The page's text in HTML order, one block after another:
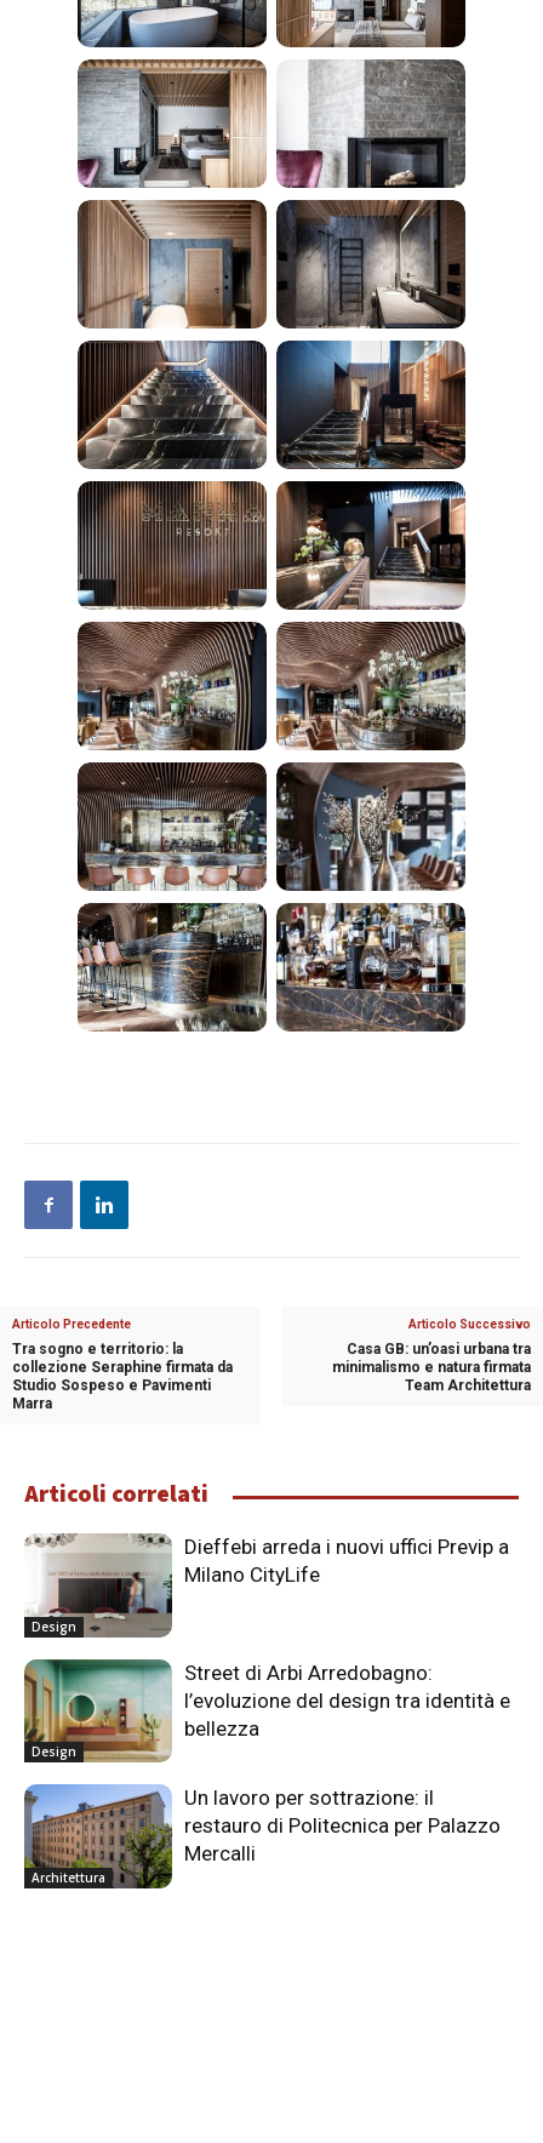
Articolo Precedente
Tra sogno e territorio: la
collezione Seraphine firmata da
Studio Sospeso e Pavimenti
Marra
Articolo Successivo
Casa GB: un’oasi urbana tra
minimalismo e natura firmata
Team Architettura
Articoli correlati
Design
Dieffebi arreda i nuovi uffici Previp a
Milano CityLife
Design
Street di Arbi Arredobagno:
l’evoluzione del design tra identità e
bellezza
Architettura
Un lavoro per sottrazione: il
restauro di Politecnica per Palazzo
Mercalli